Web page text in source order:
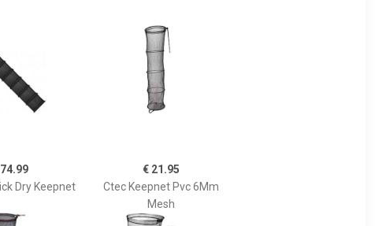
Dry Keepnet
€ 21.95
Ctec Keepnet Pvc 6Mm
Mesh